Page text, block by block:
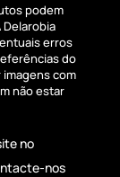
podem
erros
do
com
não estar
no
nos